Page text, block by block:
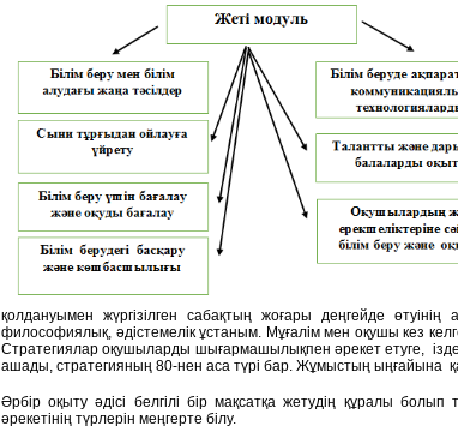
қолдануымен жүргізілген сабақтың жоғары деңгейде
философиялық, әдістемелік ұстаным. Мұғалім мен оқушы кез
Стратегиялар оқушыларды шығармашылықпен әрекет етуге,
ашады, стратегияның 80-нен аса түрі бар. Жұмыстың ыңғайына
Әрбір оқыту әдісі белгілі бір мақсатқа жетудің құралы
әрекетінің түрлерін меңгерте білу.